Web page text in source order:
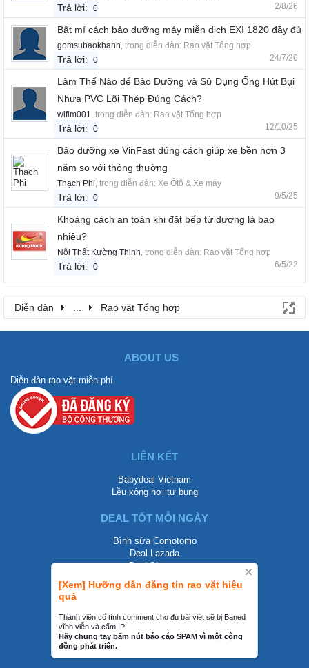
[Xem] Hưỡng dẫn đăng tin rao vặt hiệu
quả
Thành viên cố tình comment cho đủ bài viêt sẽ bị Baned
vĩnh viễn và cấm IP.
Hãy chung tay bấm nút báo cáo SPAM vì một cộng
đồng phát triển.
Trả lời: 0 2/8/26
Bật mí cách bảo dưỡng máy miễn dịch EXI 1820 đầy đủ
gomsubaokhanh , trong diễn đàn: Rao vặt Tổng hợp
Trả lời: 0 24/7/26
Làm Thế Nào để Bảo Dưỡng và Sử Dụng Ống Hút Bụi
Nhựa PVC Lõi Thép Đúng Cách?
wifim001 , trong diễn đàn: Rao vặt Tổng hợp
Trả lời: 0 12/10/25
Bảo dưỡng xe VinFast đúng cách giúp xe bền hơn 3
năm so với thông thường
Thạch Phi , trong diễn đàn: Xe Ôtô & Xe máy
Trả lời: 0 9/5/25
Khoảng cách an toàn khi đăt bếp từ dương là bao
nhiêu?
Nội Thất Kường Thịnh , trong diễn đàn: Rao vặt Tổng hợp
Trả lời: 0 6/5/22
Diễn đàn Rao vặt Tổng hợp
ABOUT US
Diễn đàn rao vặt miễn phí
LIÊN KẾT
Babydeal Vietnam
Lều xông hơi tự bung
DEAL TỐT MỖI NGÀY
Bình sữa Comotomo
Deal Lazada
Deal Shopee
LIÊN HỆ
0858002468
contact@mraovat.vn